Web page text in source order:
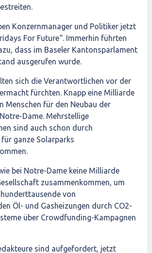
Konzernmanager und Politiker jetzt
For Future“. Immerhin führten
dass im Baseler Kantonsparlament
ausgerufen wurde.
sich die Verantwortlichen vor der
fürchten. Knapp eine Milliarde
Menschen für den Neubau der
Dame. Mehrstellige
sind auch schon durch
ganze Solarparks
bei Notre-Dame keine Milliarde
zusammenkommen, um
von
Öl- und Gasheizungen durch CO2-
über Crowdfunding-Kampagnen
sind aufgefordert, jetzt